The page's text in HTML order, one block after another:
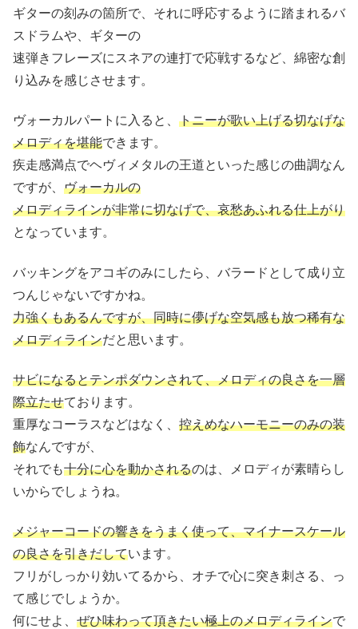
ギターの刻みの箇所で、それに呼応するように踏まれるバ
スドラムや、ギターの
速弾きフレーズにスネアの連打で応戦するなど、綿密な創
り込みを感じさせます。
ヴォーカルパートに入ると、 トニーが歌い上げる切なげな
メロディを堪能できます。
疾走感満点でヘヴィメタルの王道といった感じの曲調なん
ですが、 ヴォーカルの
メロディラインが非常に切なげで、哀愁あふれる仕上がり
となっています。
バッキングをアコギのみにしたら、バラードとして成り立
つんじゃないですかね。
力強くもあるんですが、同時に儚げな空気感も放つ稀有な
メロディラインだと思います。
サビになるとテンポダウンされて、メロディの良さを一層
際立たせております。
重厚なコーラスなどはなく、 控えめなハーモニーのみの装
飾なんですが、
それでも十分に心を動かされるのは、メロディが素晴らし
いからでしょうね。
メジャーコードの響きをうまく使って、マイナースケール
の良さを引きだしています。
フリがしっかり効いてるから、オチで心に突き刺さる、っ
て感じでしょうか。
何にせよ、 ぜひ味わって頂きたい極上のメロディラインで